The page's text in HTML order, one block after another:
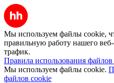
Мы используем файлы cookie,
правильную работу нашего веб-
трафик.
Правила использования
Мы используем файлы cookie.
файлов cookie